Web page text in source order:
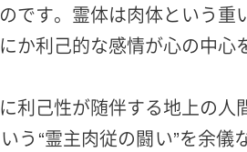
です。霊体は肉体という重
か利己的な感情が心の中心
利己性が随伴する地上の人
う“霊主肉従の闘い”を余儀